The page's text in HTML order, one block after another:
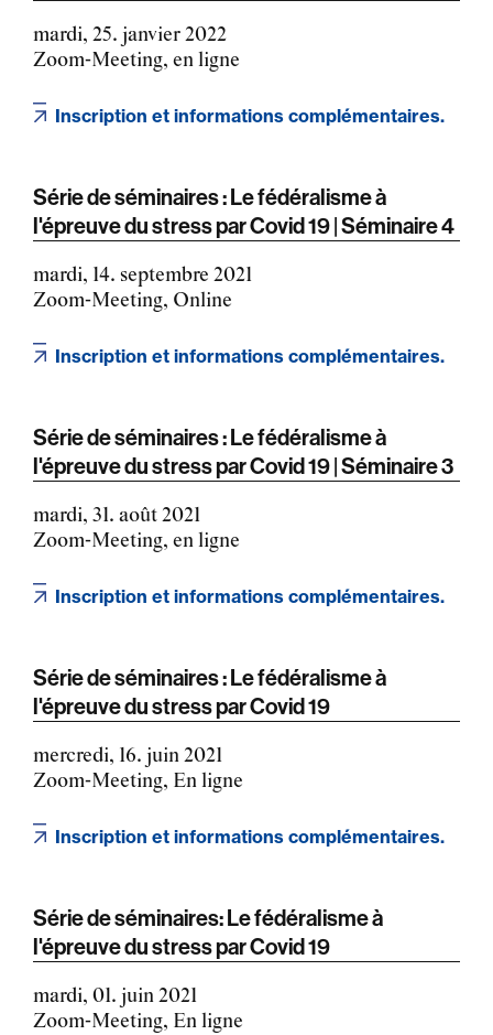
mardi, 25. janvier 2022
Zoom-Meeting, en ligne
Inscription et informations complémentaires.
Série de séminaires : Le fédéralisme à
l'épreuve du stress par Covid 19 | Séminaire 4
mardi, 14. septembre 2021
Zoom-Meeting, Online
Inscription et informations complémentaires.
Série de séminaires : Le fédéralisme à
l'épreuve du stress par Covid 19 | Séminaire 3
mardi, 31. août 2021
Zoom-Meeting, en ligne
Inscription et informations complémentaires.
Série de séminaires : Le fédéralisme à
l'épreuve du stress par Covid 19
mercredi, 16. juin 2021
Zoom-Meeting, En ligne
Inscription et informations complémentaires.
Série de séminaires: Le fédéralisme à
l'épreuve du stress par Covid 19
mardi, 01. juin 2021
Zoom-Meeting, En ligne